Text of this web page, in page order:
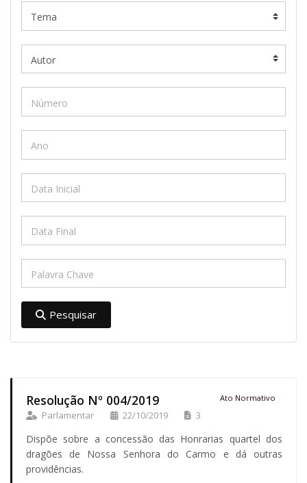
Resolução Nº 004/2019 Ato Normativo
Parlamentar 22/10/2019 3
Dispõe sobre a concessão das Honrarias quartel dos
dragões de Nossa Senhora do Carmo e dá outras
providências.
Pesquisar